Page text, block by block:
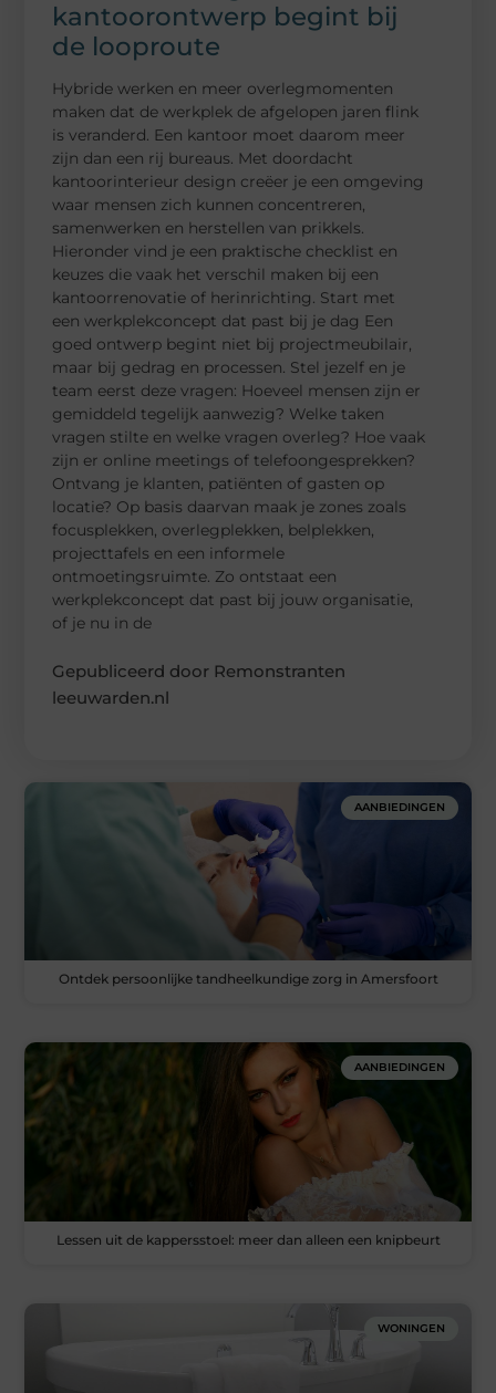
kantoorontwerp begint bij
de looproute
Hybride werken en meer overlegmomenten
maken dat de werkplek de afgelopen jaren flink
is veranderd. Een kantoor moet daarom meer
zijn dan een rij bureaus. Met doordacht
kantoorinterieur design creëer je een omgeving
waar mensen zich kunnen concentreren,
samenwerken en herstellen van prikkels.
Hieronder vind je een praktische checklist en
keuzes die vaak het verschil maken bij een
kantoorrenovatie of herinrichting. Start met
een werkplekconcept dat past bij je dag Een
goed ontwerp begint niet bij projectmeubilair,
maar bij gedrag en processen. Stel jezelf en je
team eerst deze vragen: Hoeveel mensen zijn er
gemiddeld tegelijk aanwezig? Welke taken
vragen stilte en welke vragen overleg? Hoe vaak
zijn er online meetings of telefoongesprekken?
Ontvang je klanten, patiënten of gasten op
locatie? Op basis daarvan maak je zones zoals
focusplekken, overlegplekken, belplekken,
projecttafels en een informele
ontmoetingsruimte. Zo ontstaat een
werkplekconcept dat past bij jouw organisatie,
of je nu in de
Gepubliceerd door Remonstranten
leeuwarden.nl
AANBIEDINGEN
Ontdek persoonlijke tandheelkundige zorg in Amersfoort
AANBIEDINGEN
Lessen uit de kappersstoel: meer dan alleen een knipbeurt
WONINGEN